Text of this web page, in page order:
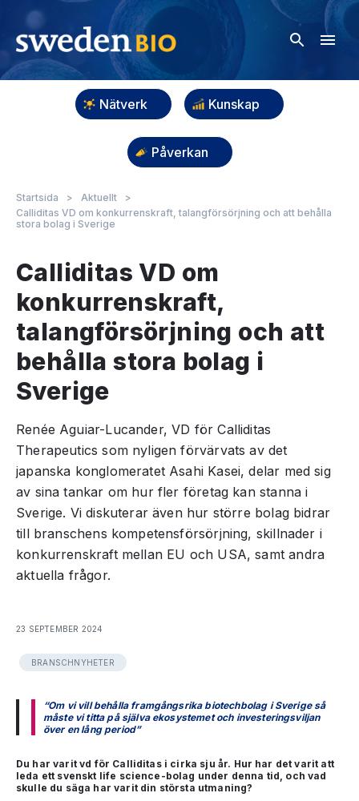
Nätverk Kunskap
Påverkan
Startsida > Aktuellt
>
Calliditas VD om konkurrenskraft, talangförsörjning och att behålla
stora bolag i Sverige
Calliditas VD om
konkurrenskraft,
talangförsörjning och att
behålla stora bolag i
Sverige
Renée Aguiar-Lucander, VD för Calliditas
Therapeutics som nyligen förvärvats av det
japanska konglomeratet Asahi Kasei, delar med sig
av sina tankar om hur fler företag kan stanna i
Sverige. Vi diskuterar även hur större bolag bidrar
till branschens kompetensförsörjning, skillnader i
konkurrenskraft mellan EU och USA, samt andra
aktuella frågor.
23 SEPTEMBER 2024
BRANSCHNYHETER
“Om vi vill behålla framgångsrika biotechbolag i Sverige så
måste vi titta på själva ekosystemet och investeringsviljan
över en lång period”
Du har varit vd för Calliditas i cirka sju år. Hur har det varit att
leda ett svenskt life science-bolag under denna tid, och vad
skulle du säga har varit din största utmaning?